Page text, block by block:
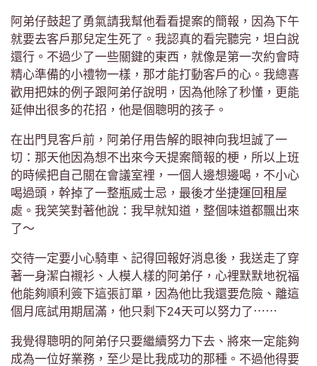
阿弟仔鼓起了勇氣請我幫他看看提案的簡報，因為下午
就要去客戶那兒定生死了。我認真的看完聽完，坦白說
還行。不過少了一些關鍵的東西，就像是第一次約會時
精心準備的小禮物一樣，那才能打動客戶的心。我總喜
歡用把妹的例子跟阿弟仔說明，因為他除了秒懂，更能
延伸出很多的花招，他是個聰明的孩子。
在出門見客戶前，阿弟仔用告解的眼神向我坦誠了一
切：那天他因為想不出來今天提案簡報的梗，所以上班
的時候把自己關在會議室裡，一個人邊想邊喝，不小心
喝過頭，幹掉了一整瓶威士忌，最後才坐捷運回租屋
處。我笑笑對著他說：我早就知道，整個味道都飄出來
了～
交待一定要小心騎車、記得回報好消息後，我送走了穿
著一身潔白襯衫、人模人樣的阿弟仔，心裡默默地祝福
他能夠順利簽下這張訂單，因為他比我還要危險、離這
個月底試用期屆滿，他只剩下24天可以努力了⋯⋯
我覺得聰明的阿弟仔只要繼續努力下去、將來一定能夠
成為一位好業務，至少是比我成功的那種。不過他得要